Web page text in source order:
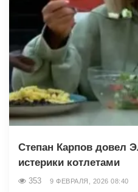
Степан Карпов довел
истерики котлетами
353 9 ФЕВРАЛЯ, 2026 08:40